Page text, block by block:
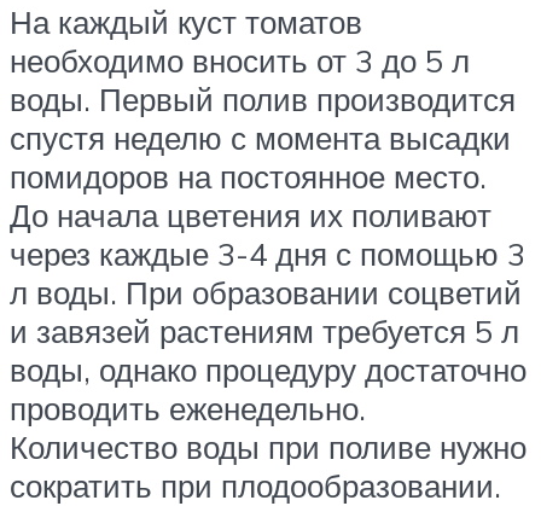
На каждый куст томатов
необходимо вносить от 3 до 5 л
воды. Первый полив производится
спустя неделю с момента высадки
помидоров на постоянное место.
До начала цветения их поливают
через каждые 3-4 дня с помощью 3
л воды. При образовании соцветий
и завязей растениям требуется 5 л
воды, однако процедуру достаточно
проводить еженедельно.
Количество воды при поливе нужно
сократить при плодообразовании.